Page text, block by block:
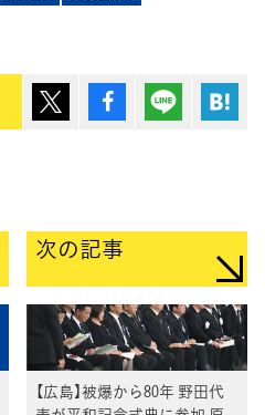
ポスト シェア Lineで送
次の記事
【広島】被爆から80年 野田代